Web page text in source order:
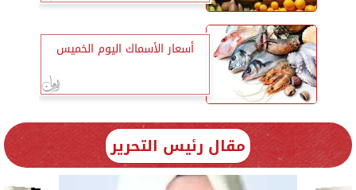
أسعار الأسماك اليوم الخميس
مقال رئيس التحرير